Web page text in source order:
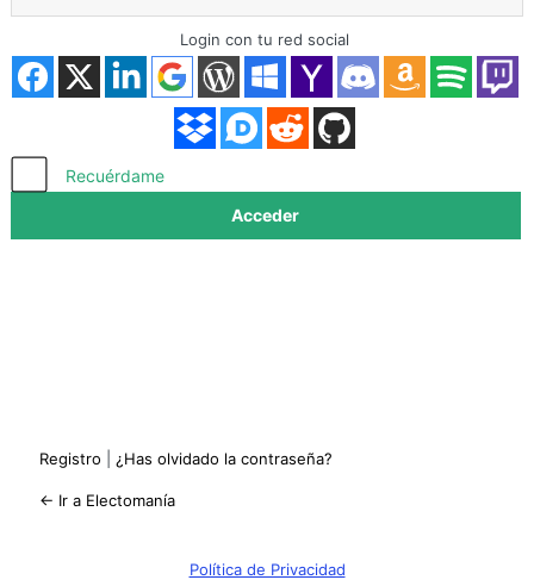
Acceder
Login con tu red social
Recuérdame
Registro ¿Has olvidado la contraseña?
← Ir a Electomanía
Política de Privacidad